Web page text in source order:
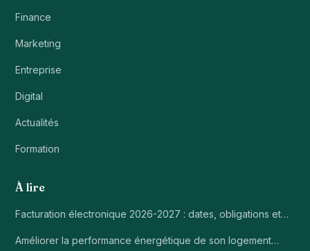
Finance
Marketing
Entreprise
Digital
Actualités
Formation
À lire
Facturation électronique 2026-2027 : dates, obligations et…
Améliorer la performance énergétique de son logement…